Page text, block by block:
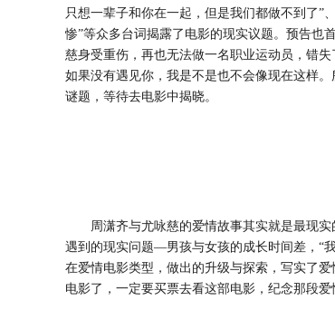
只想一辈子和你在一起，但是我们都做不到了”
惨”等众多台词揭露了电影的现实议题。预告也
慈身受重伤，再也无法做一名职业运动员，错
如果没有遇见你，我是不是也不会像现在这样
谜题，等待去电影中揭晓。
周潇齐与尤咏慈的爱情故事其实就是最现
遇到的现实问题—男孩与女孩的成长时间差，“
在爱情电影类型，做出的升级与探索，写实了
电影了，一定要买票去看这部电影，纪念那段